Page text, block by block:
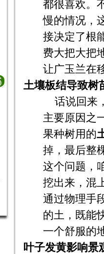
都很喜欢。
慢的情况，
接决定了根
费大把大把
让广玉兰在
土壤板结导致树
话说回来
主要原因之
果种树用的
掉，最后整
这个问题，
挖出来，混
通过物理手
的土，既能
一个舒服的
叶子发黄影响景